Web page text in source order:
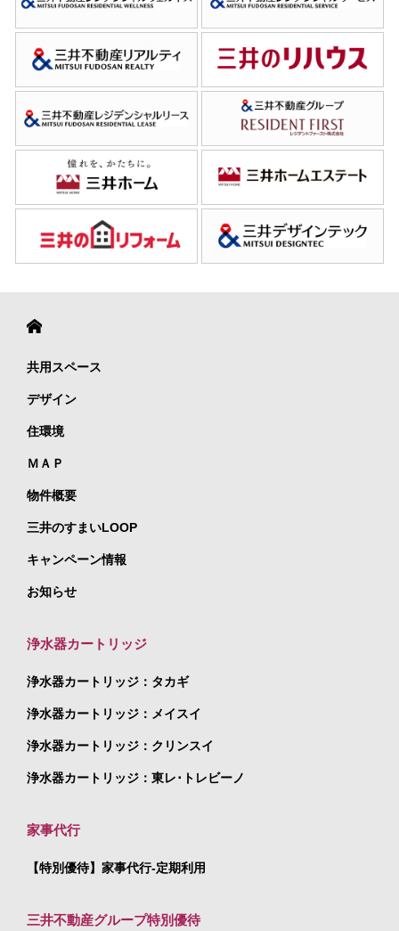
共用スペース
デザイン
住環境
ＭＡＰ
物件概要
三井のすまいLOOP
キャンペーン情報
お知らせ
浄水器カートリッジ
浄水器カートリッジ：タカギ
浄水器カートリッジ：メイスイ
浄水器カートリッジ：クリンスイ
浄水器カートリッジ：東レ･トレビーノ
家事代行
【特別優待】家事代行-定期利用
三井不動産グループ特別優待